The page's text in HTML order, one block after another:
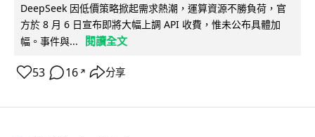
DeepSeek 因低價策略掀起需求熱潮，運算資源不勝負荷，官
方於 8 月 6 日宣布即將大幅上調 API 收費，惟未公布具體加
幅。事件與...
閱讀全文
53 16 ↗ 分享